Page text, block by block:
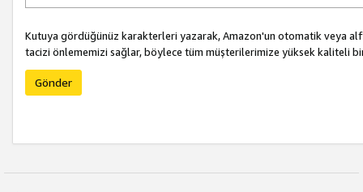
Kutuya gördüğünüz karakterleri yazarak, Amazon'un otomatik veya
tacizi önlememizi sağlar, böylece tüm müşterilerimize yüksek kaliteli
Gönder